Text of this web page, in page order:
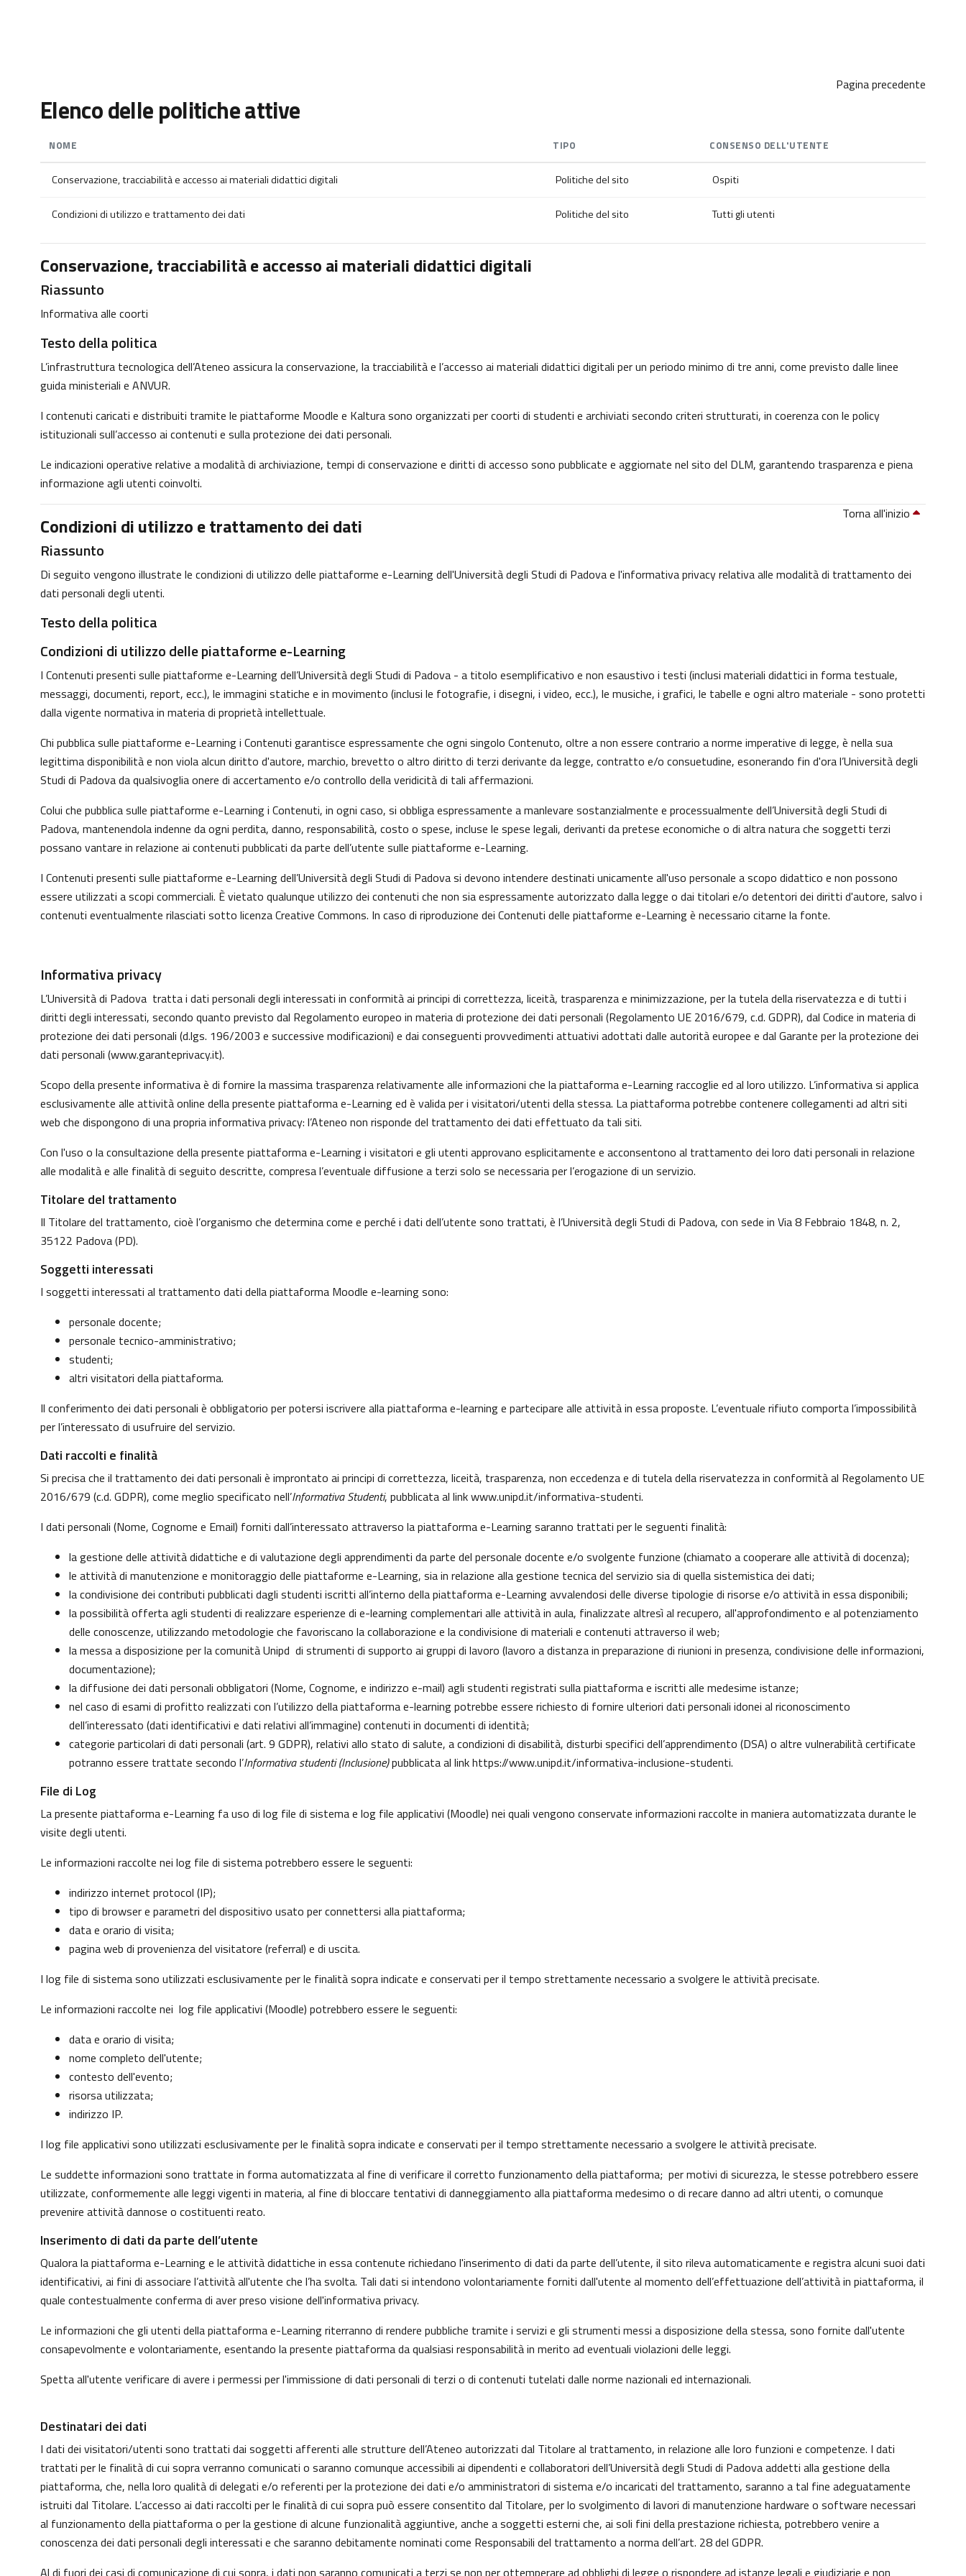
Pagina precedente
Elenco delle politiche attive
NOME TIPO CONSENSO DELL'UTENTE
Conservazione, tracciabilità e accesso ai materiali didattici digitali Politiche del sito Ospiti
Condizioni di utilizzo e trattamento dei dati Politiche del sito Tutti gli utenti
Conservazione, tracciabilità e accesso ai materiali didattici digitali
Riassunto
Informativa alle coorti
Testo della politica
L’infrastruttura tecnologica dell’Ateneo assicura la conservazione, la tracciabilità e l’accesso ai materiali didattici digitali per un periodo minimo di tre anni, come previsto dalle linee
guida ministeriali e ANVUR.
I contenuti caricati e distribuiti tramite le piattaforme Moodle e Kaltura sono organizzati per coorti di studenti e archiviati secondo criteri strutturati, in coerenza con le policy
istituzionali sull’accesso ai contenuti e sulla protezione dei dati personali.
Le indicazioni operative relative a modalità di archiviazione, tempi di conservazione e diritti di accesso sono pubblicate e aggiornate nel sito del DLM, garantendo trasparenza e piena
informazione agli utenti coinvolti.
Torna all'inizio
Condizioni di utilizzo e trattamento dei dati
Riassunto
Di seguito vengono illustrate le condizioni di utilizzo delle piattaforme e-Learning dell'Università degli Studi di Padova e l'informativa privacy relativa alle modalità di trattamento dei
dati personali degli utenti.
Testo della politica
Condizioni di utilizzo delle piattaforme e-Learning
I Contenuti presenti sulle piattaforme e-Learning dell’Università degli Studi di Padova - a titolo esemplificativo e non esaustivo i testi (inclusi materiali didattici in forma testuale,
messaggi, documenti, report, ecc.), le immagini statiche e in movimento (inclusi le fotografie, i disegni, i video, ecc.), le musiche, i grafici, le tabelle e ogni altro materiale - sono protetti
dalla vigente normativa in materia di proprietà intellettuale.
Chi pubblica sulle piattaforme e-Learning i Contenuti garantisce espressamente che ogni singolo Contenuto, oltre a non essere contrario a norme imperative di legge, è nella sua
legittima disponibilità e non viola alcun diritto d'autore, marchio, brevetto o altro diritto di terzi derivante da legge, contratto e/o consuetudine, esonerando fin d'ora l’Università degli
Studi di Padova da qualsivoglia onere di accertamento e/o controllo della veridicità di tali affermazioni.
Colui che pubblica sulle piattaforme e-Learning i Contenuti, in ogni caso, si obbliga espressamente a manlevare sostanzialmente e processualmente dell’Università degli Studi di
Padova, mantenendola indenne da ogni perdita, danno, responsabilità, costo o spese, incluse le spese legali, derivanti da pretese economiche o di altra natura che soggetti terzi
possano vantare in relazione ai contenuti pubblicati da parte dell’utente sulle piattaforme e-Learning.
I Contenuti presenti sulle piattaforme e-Learning dell’Università degli Studi di Padova si devono intendere destinati unicamente all'uso personale a scopo didattico e non possono
essere utilizzati a scopi commerciali. È vietato qualunque utilizzo dei contenuti che non sia espressamente autorizzato dalla legge o dai titolari e/o detentori dei diritti d'autore, salvo i
contenuti eventualmente rilasciati sotto licenza Creative Commons. In caso di riproduzione dei Contenuti delle piattaforme e-Learning è necessario citarne la fonte.
Informativa privacy
L’Università di Padova tratta i dati personali degli interessati in conformità ai principi di correttezza, liceità, trasparenza e minimizzazione, per la tutela della riservatezza e di tutti i
diritti degli interessati, secondo quanto previsto dal Regolamento europeo in materia di protezione dei dati personali (Regolamento UE 2016/679, c.d. GDPR), dal Codice in materia di
protezione dei dati personali (d.lgs. 196/2003 e successive modificazioni) e dai conseguenti provvedimenti attuativi adottati dalle autorità europee e dal Garante per la protezione dei
dati personali (www.garanteprivacy.it).
Scopo della presente informativa è di fornire la massima trasparenza relativamente alle informazioni che la piattaforma e-Learning raccoglie ed al loro utilizzo. L’informativa si applica
esclusivamente alle attività online della presente piattaforma e-Learning ed è valida per i visitatori/utenti della stessa. La piattaforma potrebbe contenere collegamenti ad altri siti
web che dispongono di una propria informativa privacy: l’Ateneo non risponde del trattamento dei dati effettuato da tali siti.
Con l'uso o la consultazione della presente piattaforma e-Learning i visitatori e gli utenti approvano esplicitamente e acconsentono al trattamento dei loro dati personali in relazione
alle modalità e alle finalità di seguito descritte, compresa l’eventuale diffusione a terzi solo se necessaria per l’erogazione di un servizio.
Titolare del trattamento
Il Titolare del trattamento, cioè l’organismo che determina come e perché i dati dell’utente sono trattati, è l’Università degli Studi di Padova, con sede in Via 8 Febbraio 1848, n. 2,
35122 Padova (PD).
Soggetti interessati
I soggetti interessati al trattamento dati della piattaforma Moodle e-learning sono:
personale docente;
personale tecnico-amministrativo;
studenti;
altri visitatori della piattaforma.
Il conferimento dei dati personali è obbligatorio per potersi iscrivere alla piattaforma e-learning e partecipare alle attività in essa proposte. L’eventuale rifiuto comporta l’impossibilità
per l’interessato di usufruire del servizio.
Dati raccolti e finalità
Si precisa che il trattamento dei dati personali è improntato ai principi di correttezza, liceità, trasparenza, non eccedenza e di tutela della riservatezza in conformità al Regolamento UE
2016/679 (c.d. GDPR), come meglio specificato nell’Informativa Studenti, pubblicata al linkwww.unipd.it/informativa-studenti.
I dati personali (Nome, Cognome e Email) forniti dall’interessato attraverso la piattaforma e-Learning saranno trattati per le seguenti finalità:
la gestione delle attività didattiche e di valutazione degli apprendimenti da parte del personale docente e/o svolgente funzione (chiamato a cooperare alle attività di docenza);
le attività di manutenzione e monitoraggio delle piattaforme e-Learning, sia in relazione alla gestione tecnica del servizio sia di quella sistemistica dei dati;
la condivisione dei contributi pubblicati dagli studenti iscritti all’interno della piattaforma e-Learning avvalendosi delle diverse tipologie di risorse e/o attività in essa disponibili;
la possibilità offerta agli studenti di realizzare esperienze di e-learning complementari alle attività in aula, finalizzate altresì al recupero, all'approfondimento e al potenziamento
delle conoscenze, utilizzando metodologie che favoriscano la collaborazione e la condivisione di materiali e contenuti attraverso il web;
la messa a disposizione per la comunità Unipd di strumenti di supporto ai gruppi di lavoro (lavoro a distanza in preparazione di riunioni in presenza, condivisione delle informazioni,
documentazione);
la diffusione dei dati personali obbligatori (Nome, Cognome, e indirizzo e-mail) agli studenti registrati sulla piattaforma e iscritti alle medesime istanze;
nel caso di esami di profitto realizzati con l’utilizzo della piattaforma e-learning potrebbe essere richiesto di fornire ulteriori dati personali idonei al riconoscimento
dell’interessato (dati identificativi e dati relativi all’immagine) contenuti in documenti di identità;
categorie particolari di dati personali (art. 9 GDPR), relativi allo stato di salute, a condizioni di disabilità, disturbi specifici dell’apprendimento (DSA) o altre vulnerabilità certificate
potranno essere trattate secondo l’Informativa studenti (Inclusione)pubblicata al linkhttps://www.unipd.it/informativa-inclusione-studenti.
File di Log
La presente piattaforma e-Learning fa uso di log file di sistema e log file applicativi (Moodle) nei quali vengono conservate informazioni raccolte in maniera automatizzata durante le
visite degli utenti.
Le informazioni raccolte nei log file di sistema potrebbero essere le seguenti:
indirizzo internet protocol (IP);
tipo di browser e parametri del dispositivo usato per connettersi alla piattaforma;
data e orario di visita;
pagina web di provenienza del visitatore (referral) e di uscita.
I log file di sistema sono utilizzati esclusivamente per le finalità sopra indicate e conservati per il tempo strettamente necessario a svolgere le attività precisate.
Le informazioni raccolte nei log file applicativi (Moodle) potrebbero essere le seguenti:
data e orario di visita;
nome completo dell'utente;
contesto dell'evento;
risorsa utilizzata;
indirizzo IP.
I log file applicativi sono utilizzati esclusivamente per le finalità sopra indicate e conservati per il tempo strettamente necessario a svolgere le attività precisate.
Le suddette informazioni sono trattate in forma automatizzata al fine di verificare il corretto funzionamento della piattaforma; per motivi di sicurezza, le stesse potrebbero essere
utilizzate, conformemente alle leggi vigenti in materia, al fine di bloccare tentativi di danneggiamento alla piattaforma medesimo o di recare danno ad altri utenti, o comunque
prevenire attività dannose o costituenti reato.
Inserimento di dati da parte dell’utente
Qualora la piattaforma e-Learning e le attività didattiche in essa contenute richiedano l'inserimento di dati da parte dell’utente, il sito rileva automaticamente e registra alcuni suoi dati
identificativi, ai fini di associare l’attività all'utente che l’ha svolta. Tali dati si intendono volontariamente forniti dall'utente al momento dell’effettuazione dell’attività in piattaforma, il
quale contestualmente conferma di aver preso visione dell'informativa privacy.
Le informazioni che gli utenti della piattaforma e-Learning riterranno di rendere pubbliche tramite i servizi e gli strumenti messi a disposizione della stessa, sono fornite dall'utente
consapevolmente e volontariamente, esentando la presente piattaforma da qualsiasi responsabilità in merito ad eventuali violazioni delle leggi.
Spetta all'utente verificare di avere i permessi per l'immissione di dati personali di terzi o di contenuti tutelati dalle norme nazionali ed internazionali.
Destinatari dei dati
I dati dei visitatori/utenti sono trattati dai soggetti afferenti alle strutture dell’Ateneo autorizzati dal Titolare al trattamento, in relazione alle loro funzioni e competenze. I dati
trattati per le finalità di cui sopra verranno comunicati o saranno comunque accessibili ai dipendenti e collaboratori dell’Università degli Studi di Padova addetti alla gestione della
piattaforma, che, nella loro qualità di delegati e/o referenti per la protezione dei dati e/o amministratori di sistema e/o incaricati del trattamento, saranno a tal fine adeguatamente
istruiti dal Titolare. L’accesso ai dati raccolti per le finalità di cui sopra può essere consentito dal Titolare, per lo svolgimento di lavori di manutenzione hardware o software necessari
al funzionamento della piattaforma o per la gestione di alcune funzionalità aggiuntive, anche a soggetti esterni che, ai soli fini della prestazione richiesta, potrebbero venire a
conoscenza dei dati personali degli interessati e che saranno debitamente nominati come Responsabili del trattamento a norma dell’art. 28 del GDPR.
Al di fuori dei casi di comunicazione di cui sopra, i dati non saranno comunicati a terzi se non per ottemperare ad obblighi di legge o rispondere ad istanze legali e giudiziarie e non